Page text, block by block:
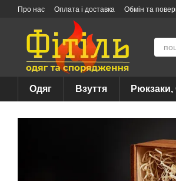
Перейти до основного контенту
Про нас Оплата і доставка Обмін та
Одяг Взуття